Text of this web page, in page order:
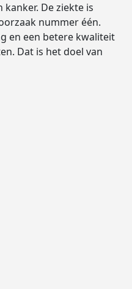
kanker. De ziekte is
nummer één.
en een betere kwaliteit
Dat is het doel van